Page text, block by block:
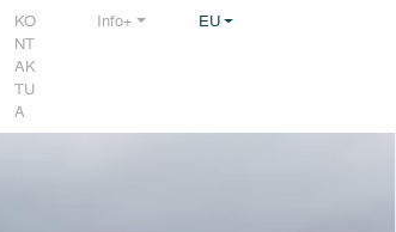
KO
NT
AK
TU
A
Info+ EU